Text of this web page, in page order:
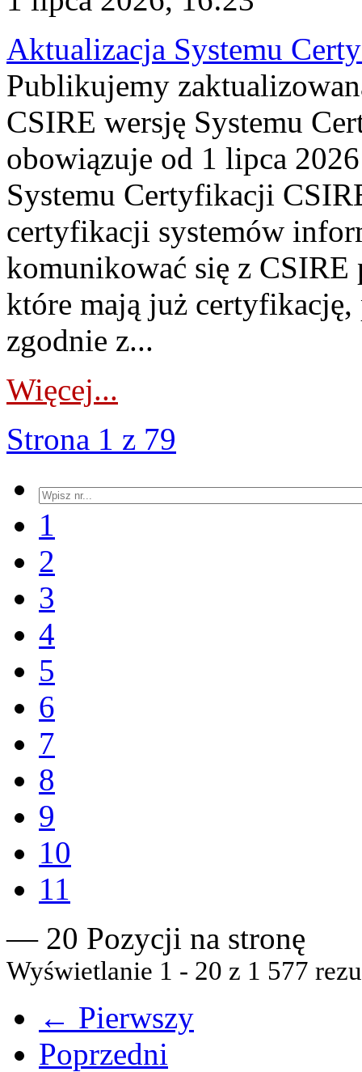
Aktualizacja Systemu
Publikujemy
CSIRE wersję Systemu
obowiązuje od 1 lipca
Systemu Certyfikacji
certyfikacji systemów
komunikować się z
które mają już
zgodnie z...
Więcej...
Strona 1 z 79
1
2
3
4
5
6
7
8
9
10
11
— 20 Pozycji na stronę
Wyświetlanie 1 - 20 z 1 577
← Pierwszy
Poprzedni